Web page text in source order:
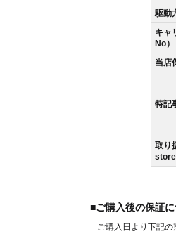
駆動
キャ
No）
当店
特記
取り
■ご購入後の保証
ご購入日より下記